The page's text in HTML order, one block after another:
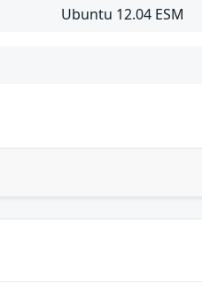
Ubuntu 12.04 ESM